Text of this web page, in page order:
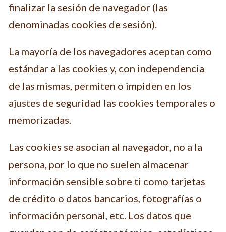
finalizar la sesión de navegador (las
denominadas cookies de sesión).
La mayoría de los navegadores aceptan como
estándar a las cookies y, con independencia
de las mismas, permiten o impiden en los
ajustes de seguridad las cookies temporales o
memorizadas.
Las cookies se asocian al navegador, no a la
persona, por lo que no suelen almacenar
información sensible sobre ti como tarjetas
de crédito o datos bancarios, fotografías o
información personal, etc. Los datos que